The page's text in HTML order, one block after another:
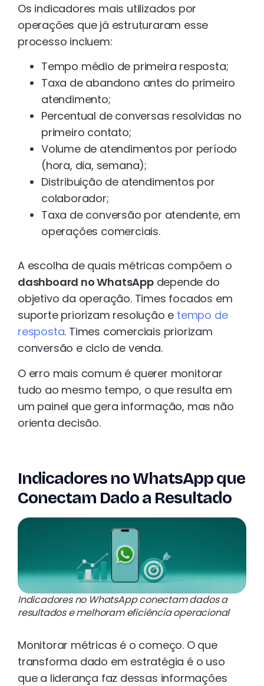
Os indicadores mais utilizados por
operações que já estruturaram esse
processo incluem:
Tempo médio de primeira resposta;
Taxa de abandono antes do primeiro
atendimento;
Percentual de conversas resolvidas no
primeiro contato;
Volume de atendimentos por período
(hora, dia, semana);
Distribuição de atendimentos por
colaborador;
Taxa de conversão por atendente, em
operações comerciais.
A escolha de quais métricas compõem o
dashboard no WhatsAppdepende do
objetivo da operação. Times focados em
suporte priorizam resolução e tempo de
resposta. Times comerciais priorizam
conversão e ciclo de venda.
O erro mais comum é querer monitorar
tudo ao mesmo tempo, o que resulta em
um painel que gera informação, mas não
orienta decisão.
Indicadores no WhatsApp que
Conectam Dado a Resultado
Indicadores no WhatsApp conectam dados a
resultados e melhoram eficiência operacional
Monitorar métricas é o começo. O que
transforma dado em estratégia é o uso
que a liderança faz dessas informações